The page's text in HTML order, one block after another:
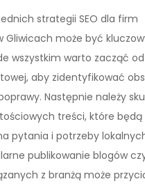
strategii SEO dla firm
Gliwicach może być
wszystkim warto zacząć
aby zidentyfikować
Następnie należy
treści, które będą
pytania i potrzeby
publikowanie blogów
z branżą może